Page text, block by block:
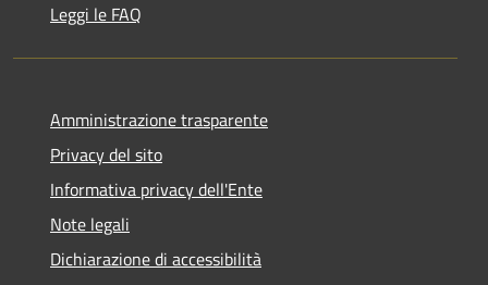
Leggi le FAQ
Amministrazione trasparente
Privacy del sito
Informativa privacy dell'Ente
Note legali
Dichiarazione di accessibilità